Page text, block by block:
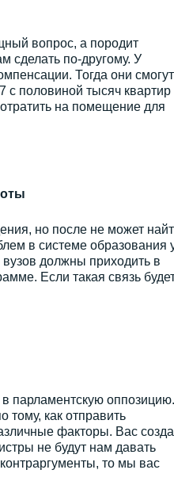
вопрос, а породит
сделать по-другому. У
Тогда они смогут
с половиной тысяч квартир
на помещение для
но после не может
в системе образования
должны приходить в
Если такая связь
парламентскую оппозицию.
тому, как отправить
факторы. Вас
не будут нам давать
то мы вас